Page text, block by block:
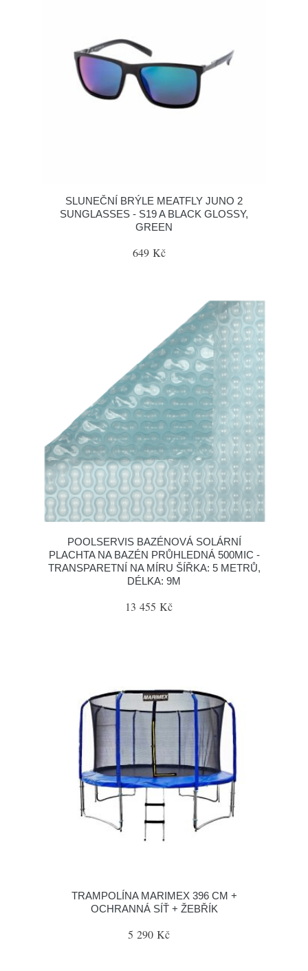
SLUNEČNÍ BRÝLE MEATFLY JUNO 2
SUNGLASSES - S19 A BLACK GLOSSY,
GREEN
649 Kč
POOLSERVIS BAZÉNOVÁ SOLÁRNÍ
PLACHTA NA BAZÉN PRŮHLEDNÁ 500MIC -
TRANSPARETNÍ NA MÍRU ŠÍŘKA: 5 METRŮ,
DÉLKA: 9M
13 455 Kč
TRAMPOLÍNA MARIMEX 396 CM +
OCHRANNÁ SÍŤ + ŽEBŘÍK
5 290 Kč